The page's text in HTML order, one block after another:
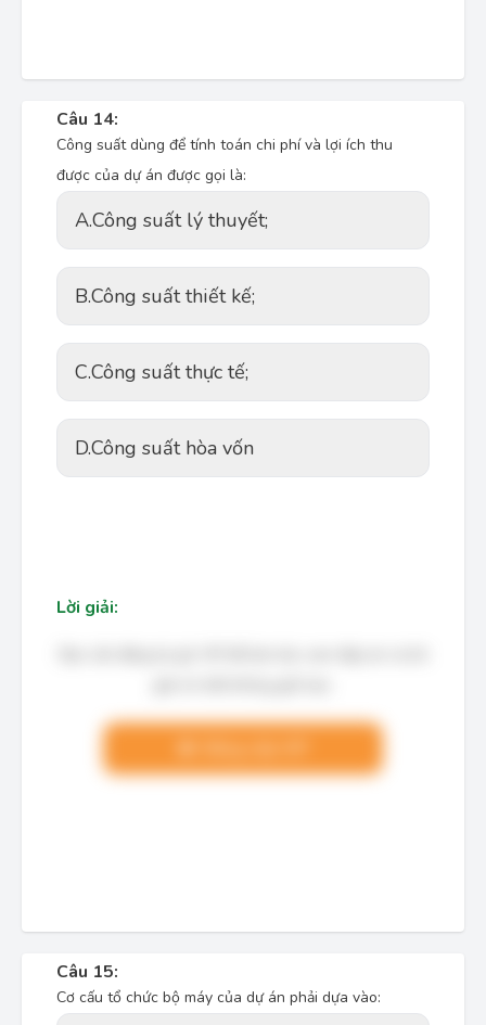
Câu 14:
Công suất dùng để tính toán chi phí và lợi ích thu
được của dự án được gọi là:
A.Công suất lý thuyết;
B.Công suất thiết kế;
C.Công suất thực tế;
D.Công suất hòa vốn
Lời giải:
Câu 15:
Cơ cấu tổ chức bộ máy của dự án phải dựa vào: